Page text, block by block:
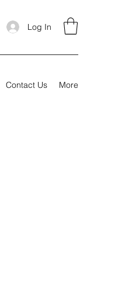
Log In
Contact Us More